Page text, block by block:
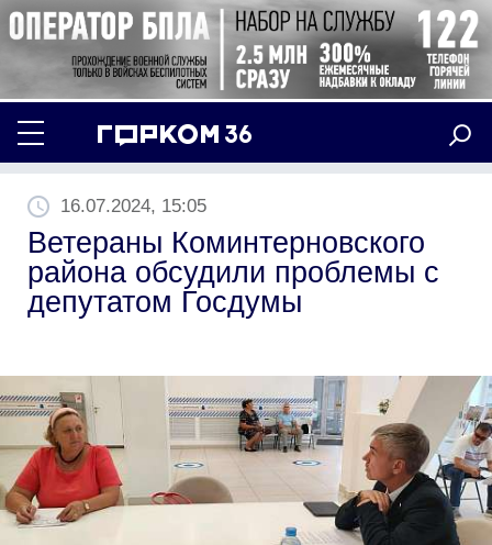
16.07.2024, 15:05
Ветераны Коминтерновского
района обсудили проблемы с
депутатом Госдумы